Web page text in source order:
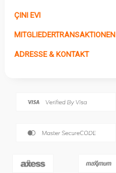
ÇINI EVI
MITGLIEDERTRANSAKTIONEN
ADRESSE & KONTAKT